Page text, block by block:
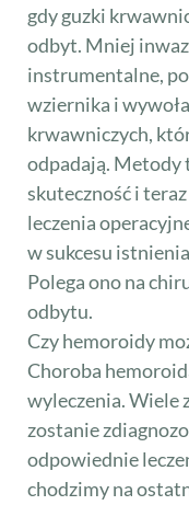
gdy guzki
odbyt. Mniej
instrumentalne,
wziernika i
krwawniczych,
odpadają. Metody
skuteczność i
leczenia
w sukcesu
Polega ono na
odbytu.
Czy hemoroidy
Choroba
wyleczenia. Wiele
zostanie
odpowiednie
chodzimy na